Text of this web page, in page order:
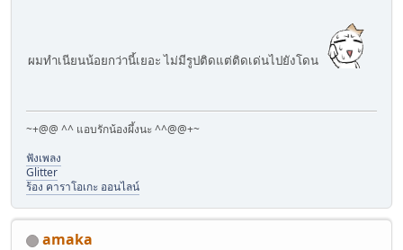
ผมทำเนียนน้อยกว่านี้เยอะ ไม่มีรูปติดแต่ติดเด่นไปยังโดน
~+@@ ^^ แอบรักน้องผึ้งนะ ^^@@+~
ฟังเพลง
Glitter
ร้อง คาราโอเกะ ออนไลน์
amaka